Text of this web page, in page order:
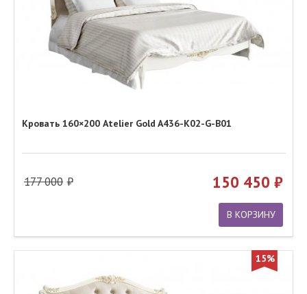
Кровать 160×200 Atelier Gold A436-K02-G-B01
177 000 150 450
В КОРЗИНУ
15%